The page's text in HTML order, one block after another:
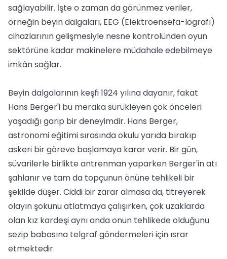
sağlayabilir. İşte o zaman da görünmez veriler,
örneğin beyin dalgaları, EEG (Elektroensefa-lografı)
cihazlarının gelişmesiyle nesne kontrolünden oyun
sektörüne kadar makinelere müdahale edebilmeye
imkân sağlar.
Beyin dalgalarının keşfi 1924 yılına dayanır, fakat
Hans Berger'i bu meraka sürükleyen çok önceleri
yaşadığı garip bir deneyimdir. Hans Berger,
astronomi eğitimi sırasında okulu yarıda bırakıp
askeri bir göreve başlamaya karar verir. Bir gün,
süvarilerle birlikte antrenman yaparken Berger'in atı
şahlanır ve tam da topçunun önüne tehlikeli bir
şekilde düşer. Ciddi bir zarar almasa da, titreyerek
olayın şokunu atlatmaya çalışırken, çok uzaklarda
olan kız kardeşi aynı anda onun tehlikede olduğunu
sezip babasına telgraf göndermeleri için ısrar
etmektedir.